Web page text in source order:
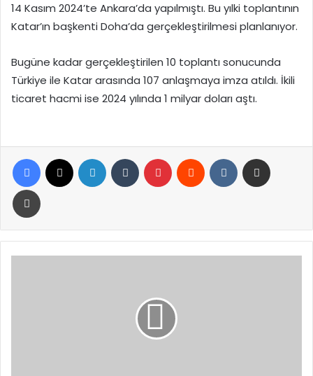
14 Kasım 2024’te Ankara’da yapılmıştı. Bu yılki toplantının
Katar’ın başkenti Doha’da gerçekleştirilmesi planlanıyor.
Bugüne kadar gerçekleştirilen 10 toplantı sonucunda
Türkiye ile Katar arasında 107 anlaşmaya imza atıldı. İkili
ticaret hacmi ise 2024 yılında 1 milyar doları aştı.
Facebook LinkedIn Tumblr Pinterest Reddit VKontakte
Yazdır